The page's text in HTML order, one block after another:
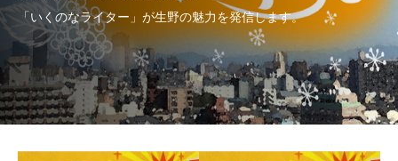
「いくのなライター」が生野の魅力を発信します。